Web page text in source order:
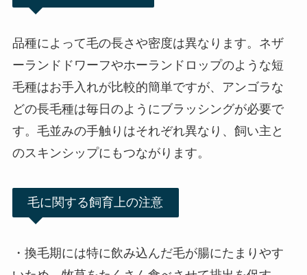
品種によって毛の長さや密度は異なります。ネザ
ーランドドワーフやホーランドロップのような短
毛種はお手入れが比較的簡単ですが、アンゴラな
どの長毛種は毎日のようにブラッシングが必要で
す。毛並みの手触りはそれぞれ異なり、飼い主と
のスキンシップにもつながります。
毛に関する飼育上の注意
・換毛期には特に飲み込んだ毛が腸にたまりやす